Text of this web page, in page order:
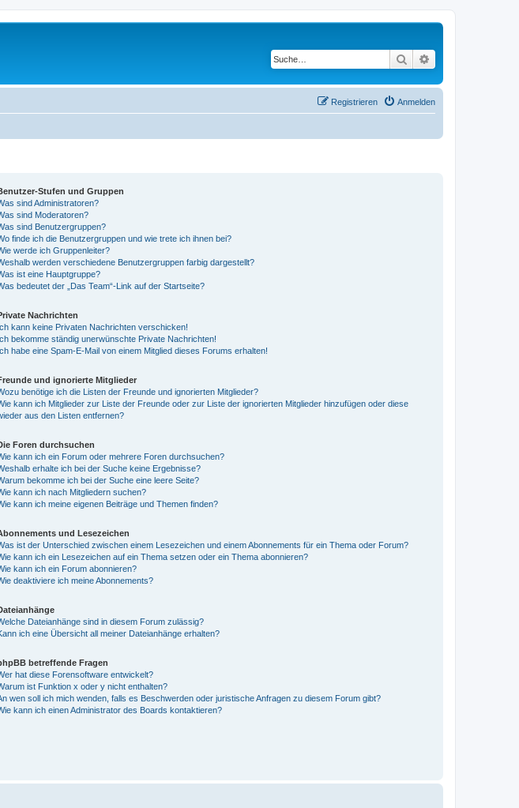
Suche
Anmelden
Registrieren
Stufen und Gruppen
sind Administratoren?
sind Moderatoren?
sind Benutzergruppen?
finde ich die Benutzergruppen und wie trete ich ihnen bei?
werde ich Gruppenleiter?
werden verschiedene Benutzergruppen farbig dargestellt?
ist eine Hauptgruppe?
bedeutet der „Das Team“-Link auf der Startseite?
Nachrichten
kann keine Privaten Nachrichten verschicken!
bekomme ständig unerwünschte Private Nachrichten!
habe eine Spam-E-Mail von einem Mitglied dieses Forums erhalten!
und ignorierte Mitglieder
benötige ich die Listen der Freunde und ignorierten Mitglieder?
kann ich Mitglieder zur Liste der Freunde oder zur Liste der ignorierten Mitglieder hinzufügen oder diese
aus den Listen entfernen?
Foren durchsuchen
kann ich ein Forum oder mehrere Foren durchsuchen?
erhalte ich bei der Suche keine Ergebnisse?
bekomme ich bei der Suche eine leere Seite?
kann ich nach Mitgliedern suchen?
kann ich meine eigenen Beiträge und Themen finden?
und Lesezeichen
ist der Unterschied zwischen einem Lesezeichen und einem Abonnements für ein Thema oder Forum?
kann ich ein Lesezeichen auf ein Thema setzen oder ein Thema abonnieren?
kann ich ein Forum abonnieren?
deaktiviere ich meine Abonnements?
Dateianhänge sind in diesem Forum zulässig?
ich eine Übersicht all meiner Dateianhänge erhalten?
betreffende Fragen
hat diese Forensoftware entwickelt?
ist Funktion x oder y nicht enthalten?
wen soll ich mich wenden, falls es Beschwerden oder juristische Anfragen zu diesem Forum gibt?
kann ich einen Administrator des Boards kontaktieren?